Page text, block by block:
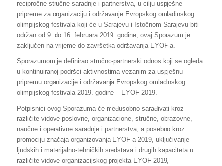
recipročne stručne saradnje i partnerstva, u cilju uspješne
pripreme za organizaciju i održavanje Evropskog omladinskog
olimpijskog festivala koji će u Sarajevu i Istočnom Sarajevu biti
održan od 9. do 16. februara 2019. godine, ovaj Sporazum je
zaključen na vrijeme do završetka održavanja EYOF-a.
Sporazumom je definirao stručno-partnerski odnos koji se ogleda
u kontinuiranoj podršci aktivnostima vezanim za uspješnu
pripremu organizacije i održavanja Evropskog omladinskog
olimpijskog festivala 2019. godine – EYOF 2019.
Potpisnici ovog Sporazuma će međusobno sarađivati kroz
različite vidove poslovne, organizacione, stručne, obrazovne,
naučne i operativne saradnje i partnerstva, a posebno kroz
promociju značaja organizovanja EYOF-a 2019, uključivanje
ljudskih i materijalno-tehničkih sredstava i drugih kapaciteta u
različite vidove organizacijskog projekta EYOF 2019,